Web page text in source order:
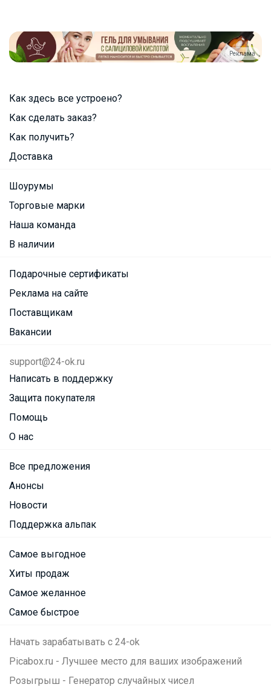
Реклама
Как здесь все устроено?
Как сделать заказ?
Как получить?
Доставка
Шоурумы
Торговые марки
Наша команда
В наличии
Подарочные сертификаты
Реклама на сайте
Поставщикам
Вакансии
support@24-ok.ru
Написать в поддержку
Защита покупателя
Помощь
О нас
Все предложения
Анонсы
Новости
Поддержка альпак
Самое выгодное
Хиты продаж
Самое желанное
Самое быстрое
Начать зарабатывать с 24-ok
Picabox.ru - Лучшее место для ваших изображений
Розыгрыш - Генератор случайных чисел